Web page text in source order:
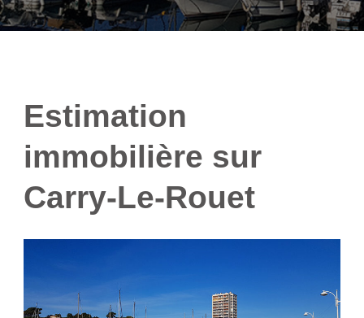
Estimation
immobilière sur
Carry-Le-Rouet